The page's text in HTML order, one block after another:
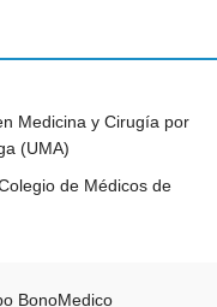
Medicina y Cirugía por
(UMA)
de Médicos de
BonoMedico